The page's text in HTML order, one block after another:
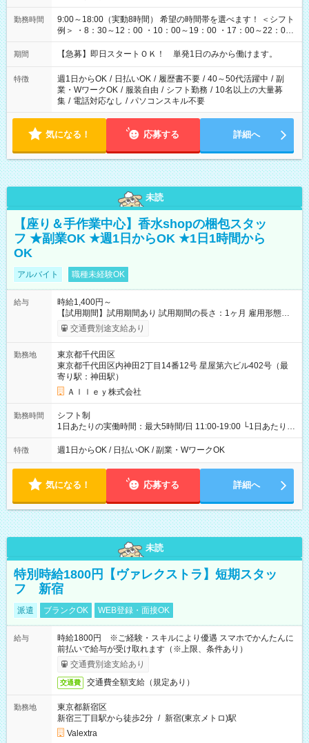
勤務時間
9:00～18:00（実動8時間） 希望の時間帯を選べます！ ＜シフト
例＞ ・8：30～12：00 ・10：00～19：00 ・17：00～22：00
・13：00～22：00 ・22：00～翌6：00 など
期間 【急募】即日スタートＯＫ！ 単発1日のみから働けます。
特徴 週1日からOK / 日払いOK / 履歴書不要 / 40～50代活躍中 / 副
業・WワークOK / 服装自由 / シフト勤務 / 10名以上の大量募
集 / 電話対応なし / パソコンスキル不要
気になる！ 応募する 詳細へ
未読
【座り＆手作業中心】香水shopの梱包スタッ
フ ★副業OK ★週1日からOK ★1日1時間から
OK
アルバイト 職種未経験OK
給与
時給1,400円～
【試用期間】試用期間あり 試用期間の長さ：1ヶ月 雇用形態、
給与は本採用時と同じです。
交通費別途支給あり
勤務地
東京都千代田区
東京都千代田区内神田2丁目14番12号 星屋第六ビル402号（最
寄り駅：神田駅）
Ａｌｌｅｙ株式会社
勤務時間
シフト制
1日あたりの実働時間：最大5時間/日 11:00-19:00 └1日あたりの
実働時間：1-5時間 └上記の時間帯内であれば、いつでも勤務可
能！ └平日・土曜日の中で、お好きな曜日でご勤務いただけま
18:00 などのように、自由な働き方が可能なお仕事です！
特徴 週1日からOK / 日払いOK / 副業・WワークOK
気になる！ 応募する 詳細へ
未読
特別時給1800円【ヴァレクストラ】短期スタッ
フ 新宿
派遣 ブランクOK WEB登録・面接OK
給与
時給1800円 ※ご経験・スキルにより優遇 スマホでかんたんに
前払いで給与が受け取れます（※上限、条件あり）
交通費別途支給あり
交通費 交通費全額支給（規定あり）
勤務地
東京都新宿区
新宿三丁目駅から徒歩2分 / 新宿(東京メトロ)駅
Valextra